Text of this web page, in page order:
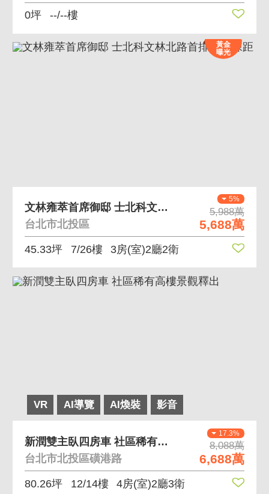
0坪 --/--樓
黃金
曝光
5%
5,988萬
5,688萬
文林雍萃首席御邸 士北科文林北路首排42米棟距
台北市北投區
45.33坪 7/26樓 3房(室)2廳2衛
VR AI導覽 AI煥裝 影音
17.3%
8,088萬
6,688萬
新潤雙主臥四房車 社區稀有高樓景觀釋出
台北市北投區磺港路
80.26坪 12/14樓 4房(室)2廳3衛